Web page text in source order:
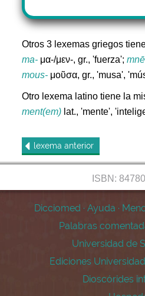
Otros 3 lexemas griegos
ma- μα-/μεν-, gr., 'fuerza';
mous- μοῦσα, gr., 'musa',
Otro lexema latino tiene la
ment(em) lat., 'mente',
lexema anterior
ISBN:
Dicciomed · Ayuda ·
Palabras
Universidad de
Ediciones
Dioscórides